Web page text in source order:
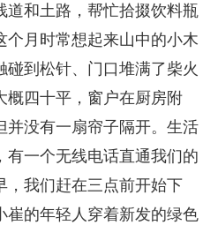
道和土路，帮忙拾掇饮料瓶
个月时常想起来山中的小木
碰到松针、门口堆满了柴火
概四十平，窗户在厨房附
并没有一扇帘子隔开。生活
有一个无线电话直通我们的
，我们赶在三点前开始下
崔的年轻人穿着新发的绿色